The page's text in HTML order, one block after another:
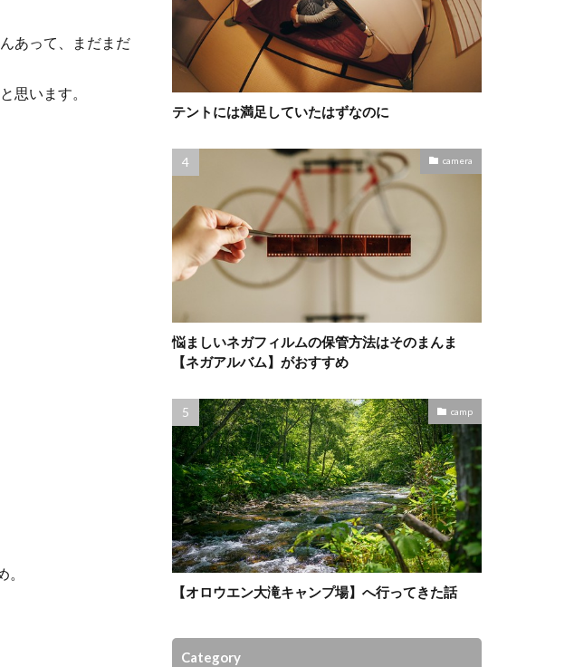
あって、まだまだ
思います。
テントには満足していたはずなのに
camera
悩ましいネガフィルムの保管方法はそのまんま
【ネガアルバム】がおすすめ
camp
【オロウエン大滝キャンプ場】へ行ってきた話
Category